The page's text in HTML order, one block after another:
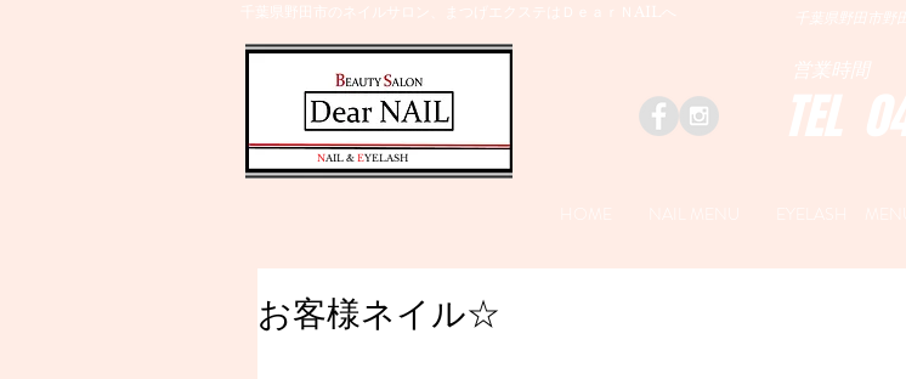
千葉県野田市のネイルサロン、まつげエクステはＤｅａｒＮAILへ 千葉県野田市野
​NAIL & EYELASH
TEL
営業時間
お客様ネイル☆